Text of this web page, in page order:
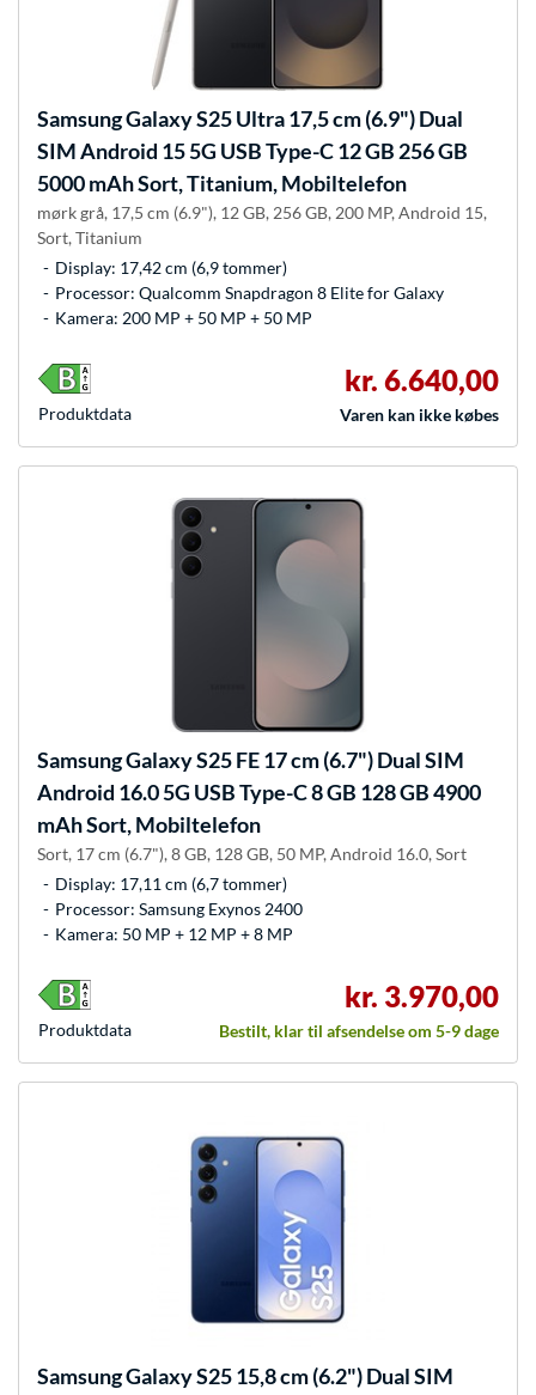
SamsungGalaxy S25 Ultra 17,5 cm (6.9") Dual
SIM Android 15 5G USB Type-C 12 GB 256 GB
5000 mAh Sort, Titanium, Mobiltelefon
mørk grå, 17,5 cm (6.9"), 12 GB, 256 GB, 200 MP, Android 15,
Sort, Titanium
Display: 17,42 cm (6,9 tommer)
Processor: Qualcomm Snapdragon 8 Elite for Galaxy
Kamera: 200 MP + 50 MP + 50 MP
kr. 6.640,00
Varen kan ikke købes
Produkt­data
SamsungGalaxy S25 FE 17 cm (6.7") Dual SIM
Android 16.0 5G USB Type-C 8 GB 128 GB 4900
mAh Sort, Mobiltelefon
Sort, 17 cm (6.7"), 8 GB, 128 GB, 50 MP, Android 16.0, Sort
Display: 17,11 cm (6,7 tommer)
Processor: Samsung Exynos 2400
Kamera: 50 MP + 12 MP + 8 MP
kr. 3.970,00
Bestilt, klar til afsendelse om 5-9 dage
Produkt­data
SamsungGalaxy S25 15,8 cm (6.2") Dual SIM